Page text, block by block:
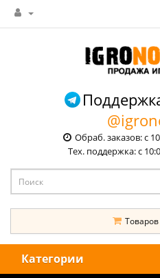
Обраб. заказов: с
Тех. поддержка: с
Товаров
Категории